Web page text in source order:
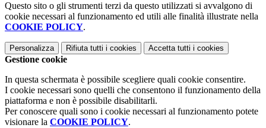
Questo sito o gli strumenti terzi da questo utilizzati si avvalgono di
cookie necessari al funzionamento ed utili alle finalità illustrate nella
COOKIE POLICY.
Personalizza Rifiuta tutti i cookies Accetta tutti i cookies
Gestione cookie
In questa schermata è possibile scegliere quali cookie consentire.
I cookie necessari sono quelli che consentono il funzionamento della
piattaforma e non è possibile disabilitarli.
Per conoscere quali sono i cookie necessari al funzionamento potete
visionare la COOKIE POLICY.